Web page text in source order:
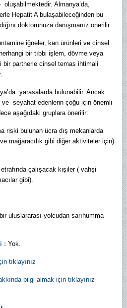
Almanya’da,
Hepatit A bulaşabileceğinden bu
doktorunuza danışmanız önerilir.
iğneler, kan ürünleri ve cinsel
bir tıbbi işlem, dövme veya
bir partnerle cinsel temas ihtimali
yarasalarda bulunabilir. Ancak
ve seyahat edenlerin çoğu için önemli
aşağıdaki gruplara önerilir:
riski bulunan ücra dış mekanlarda
mağaracılık gibi diğer aktiviteler için)
çalışacak kişiler ( vahşi
gibi).
uluslararası yolcudan sarıhumma
: Yok.
tıklayınız
bilgi almak için tıklayınız